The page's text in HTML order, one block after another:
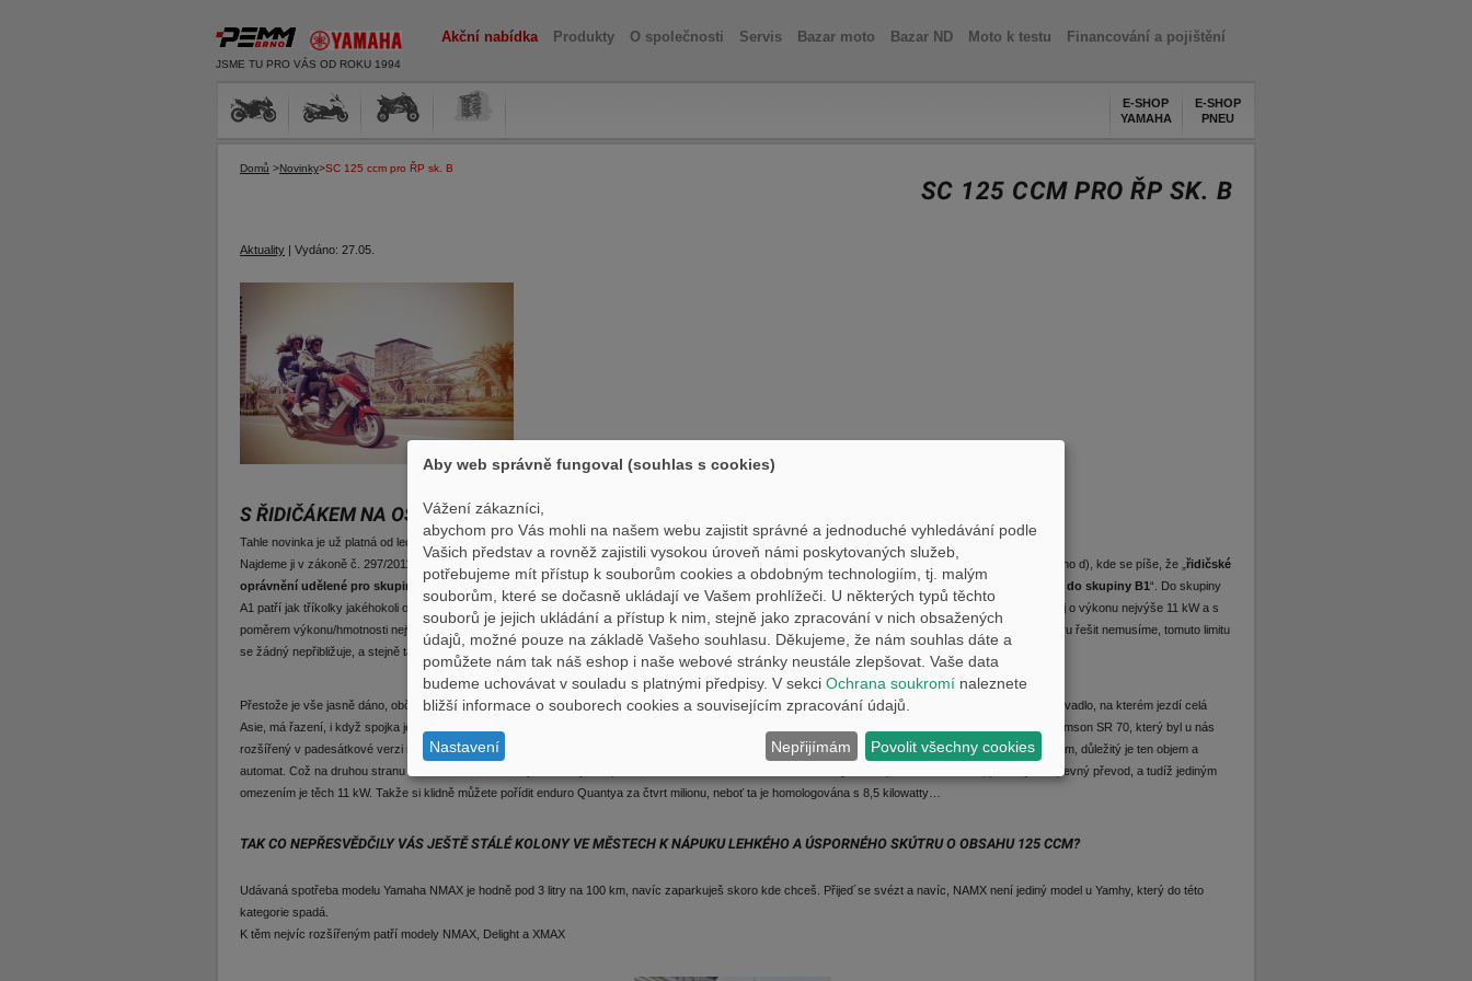
JSME TU PRO VÁS OD ROKU 1994
Akční nabídka Produkty O společnosti Servis Bazar moto Bazar ND Moto k testu Financování a pojištění
E-SHOP
YAMAHA
E-SHOP
PNEU
Domů >Novinky>SC 125 ccm pro ŘP sk. B
SC 125 CCM PRO ŘP SK. B
Aktuality | Vydáno: 27.05.
S ŘIDIČÁKEM NA OSOBÁK
Tahle novinka je už platná od ledna 2013.
Najdeme ji v zákoně č. 297/2011 Sb., který aktualizuje náš starý známý zákon č. 361/2000 Sb. o provozu na pozemních komunikacích, paragraf 81, písmeno d), kde se píše, že „ řidičské
oprávnění udělené pro skupinu B opravňuje také k řízení vozidel zařazených do skupiny A1 s automatickou převodovkou a vozidel zařazených do skupiny B1“. Do skupiny
A1 patří jak tříkolky jakéhokoli objemu, ovšem s výkonem maximálně 15 kW, tak, a to je nejdůležitější, „lehké motocykly s postranním vozíkem nebo bez něj o výkonu nejvýše 11 kW a s
poměrem výkonu/hmotnosti nejvýše 0,1 kW/kg a se zdvihovým objemem spalovacího motoru nepřevyšujícím 125 cm3“. Poměr výkonu a hmotnosti u skútru řešit nemusíme, tomuto limitu
se žádný nepřibližuje, a stejně tak těch 11 kW má snad akorát Kymco Downtown. Čili jakákoli stopětadvacítka skútr je váš stroj!
Přestože je vše jasně dáno, občas se člověk zapomene a užuž by koupil něco špatně. Třeba taková Honda Wave a její klony – pozor, tohle geniální přibližovadlo, na kterém jezdí celá
Asie, má řazení, i když spojka je automatická! Stejně tak některé skútry, jako třeba Vespa PX, a pokud by se vám náhodou podařilo sehnat unikátní skútr Simson SR 70, který byl u nás
rozšířený v padesátkové verzi spolu s motocykly Enduro a Elektronik, máte také smolíka, neboť i zde se normálně řadí. Prostě se nenechte zmást vzhledem, důležitý je ten objem a
automat. Což na druhou stranu otevírá cestu elektrickým motocyklům, neboť snad až na americké Brammo žádný z nich převodovku nemá, pouze jeden pevný převod, a tudíž jediným
omezením je těch 11 kW. Takže si klidně můžete pořídit enduro Quantya za čtvrt milionu, neboť ta je homologována s 8,5 kilowatty…
TAK CO NEPŘESVĚDČILY VÁS JEŠTĚ STÁLÉ KOLONY VE MĚSTECH K NÁPUKU LEHKÉHO A ÚSPORNÉHO SKÚTRU O OBSAHU 125 CCM?
Udávaná spotřeba modelu Yamaha NMAX je hodně pod 3 litry na 100 km, navíc zaparkuješ skoro kde chceš. Přijed´se svézt a navíc, NAMX není jediný model u Yamhy, který do této
kategorie spadá.
K těm nejvíc rozšířeným patří modely NMAX, Delight a XMAX
Aby web správně fungoval (souhlas s cookies)
Vážení zákazníci,
abychom pro Vás mohli na našem webu zajistit správné a jednoduché vyhledávání podle
Vašich představ a rovněž zajistili vysokou úroveň námi poskytovaných služeb,
potřebujeme mít přístup k souborům cookies a obdobným technologiím, tj. malým
souborům, které se dočasně ukládají ve Vašem prohlížeči. U některých typů těchto
souborů je jejich ukládání a přístup k nim, stejně jako zpracování v nich obsažených
údajů, možné pouze na základě Vašeho souhlasu. Děkujeme, že nám souhlas dáte a
pomůžete nám tak náš eshop i naše webové stránky neustále zlepšovat. Vaše data
budeme uchovávat v souladu s platnými předpisy. V sekci Ochrana soukromí naleznete
bližší informace o souborech cookies a souvisejícím zpracování údajů.
Nastavení Nepřijímám Povolit všechny cookies